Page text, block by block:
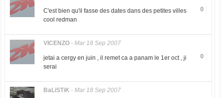
0
C'est bien qu'il fasse des dates dans des petites villes
cool redman
VICENZO- Mar 18 Sep 2007
0
jetai a cergy en juin , il remet ca a panam le 1er oct , ji
serai
BaLiSTiK - Mar 18 Sep 2007